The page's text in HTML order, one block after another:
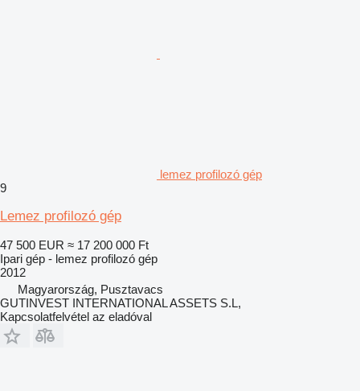
lemez profilozó gép
9
Lemez profilozó gép
47 500 EUR ≈ 17 200 000 Ft
Ipari gép - lemez profilozó gép
2012
Magyarország, Pusztavacs
GUTINVEST INTERNATIONAL ASSETS S.L,
Kapcsolatfelvétel az eladóval